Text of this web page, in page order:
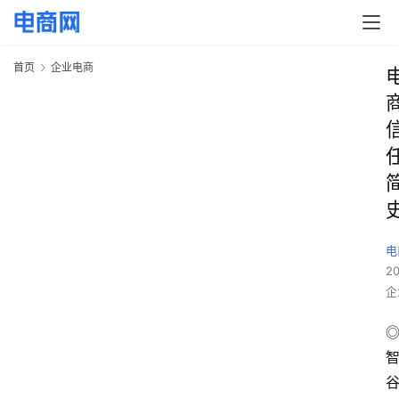
首页 企业电商
◎
智
谷